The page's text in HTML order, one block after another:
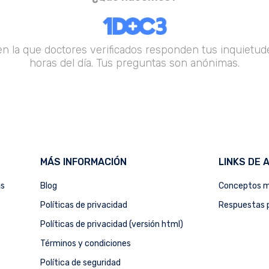
la que doctores verificados responden tus
horas del día. Tus preguntas son anónimas.
MÁS INFORMACIÓN
Blog
Políticas de privacidad
Políticas de privacidad (versión html)
Términos y condiciones
Política de seguridad
LINKS DE
Conceptos
Respuestas